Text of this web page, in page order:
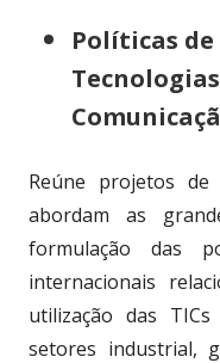
Políticas
Reúne projetos de
abordam as
formulação das
internacionais
utilização das
setores industrial,